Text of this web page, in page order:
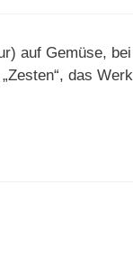
auf Gemüse, bei
das